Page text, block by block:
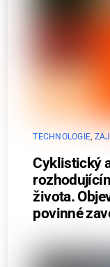
TECHNOLOGIE
Cyklistický
života.
povinné